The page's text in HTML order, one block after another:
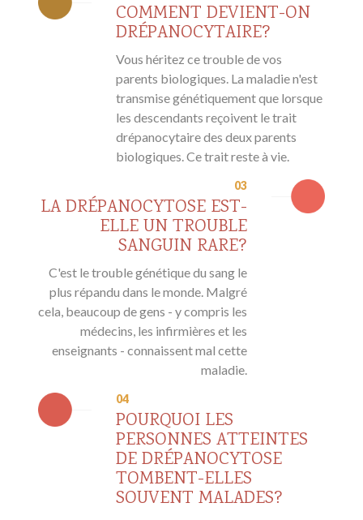
COMMENT DEVIENT-ON
DRÉPANOCYTAIRE?
Vous héritez ce trouble de vos
parents biologiques. La maladie n'est
transmise génétiquement que lorsque
les descendants reçoivent le trait
drépanocytaire des deux parents
biologiques. Ce trait reste à vie.
03
LA DRÉPANOCYTOSE EST-
ELLE UN TROUBLE
SANGUIN RARE?
C'est le trouble génétique du sang le
plus répandu dans le monde. Malgré
cela, beaucoup de gens - y compris les
médecins, les infirmières et les
enseignants - connaissent mal cette
maladie.
04
POURQUOI LES
PERSONNES ATTEINTES
DE DRÉPANOCYTOSE
TOMBENT-ELLES
SOUVENT MALADES?